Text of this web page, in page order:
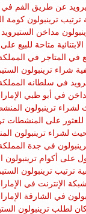
عن طريق الفم في
ترتيب ترينبولون كومة
مداخن
متاحة للبيع
في المتاجر في
شراء ترينبولون
في سلطانه
في أبو ظبي
لشراء ترينبولون
على المنشطات
لشراء ترينبولون
في جدة المملكة
أكوام ترينبولون
ترتيب ترينبولون
الإنترنت في
في الشارقة
لطلب ترينبولون